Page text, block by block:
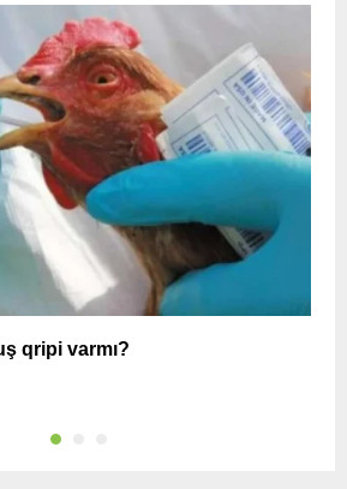
qripi varmı?